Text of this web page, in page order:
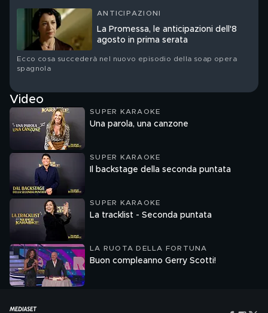
ANTICIPAZIONI
La Promessa, le anticipazioni dell'8
agosto in prima serata
Ecco cosa succederà nel nuovo episodio della soap opera
spagnola
Video
SUPER KARAOKE
Una parola, una canzone
SUPER KARAOKE
Il backstage della seconda puntata
SUPER KARAOKE
La tracklist - Seconda puntata
LA RUOTA DELLA FORTUNA
Buon compleanno Gerry Scotti!